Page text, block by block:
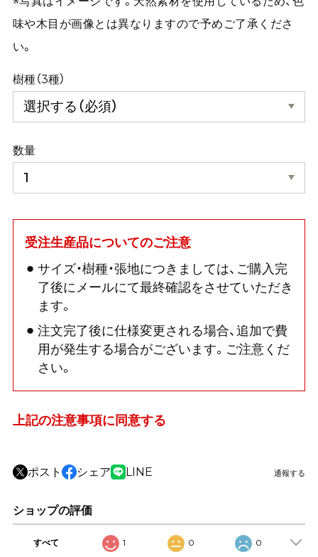
味や木目が画像とは異なりますので予めご了承くださ
い。
樹種（3種）
数量
受注生産品についてのご注意
サイズ・樹種・張地につきましては、ご購入完
了後にメールにて最終確認をさせていただき
ます。
注文完了後に仕様変更される場合、追加で費
用が発生する場合がございます。ご注意くだ
さい。
上記の注意事項に同意する
ポスト シェア LINE 通報する
ショップの評価
すべて 1 0 0